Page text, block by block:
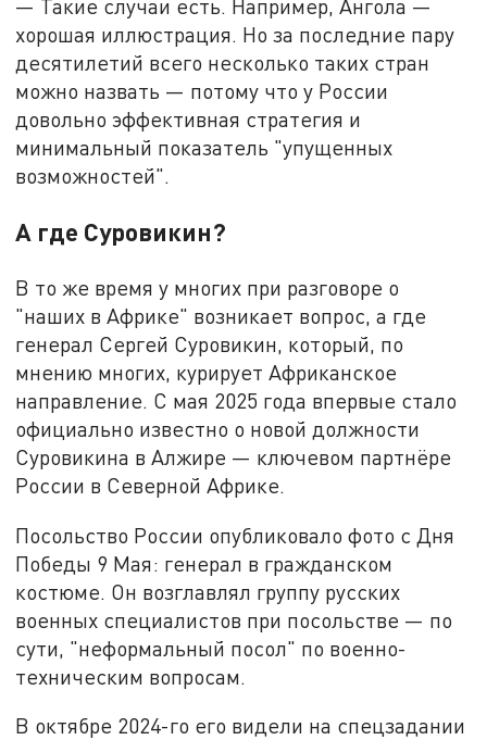
— Такие случаи есть. Например, Ангола —
хорошая иллюстрация. Но за последние пару
десятилетий всего несколько таких стран
можно назвать — потому что у России
довольно эффективная стратегия и
минимальный показатель "упущенных
возможностей".
А где Суровикин?
В то же время у многих при разговоре о
"наших в Африке" возникает вопрос, а где
генерал Сергей Суровикин, который, по
мнению многих, курирует Африканское
направление. С мая 2025 года впервые стало
официально известно о новой должности
Суровикина в Алжире — ключевом партнёре
России в Северной Африке.
Посольство России опубликовало фото с Дня
Победы 9 Мая: генерал в гражданском
костюме. Он возглавлял группу русских
военных специалистов при посольстве — по
сути, "неформальный посол" по военно-
техническим вопросам.
В октябре 2024-го его видели на спецзадании